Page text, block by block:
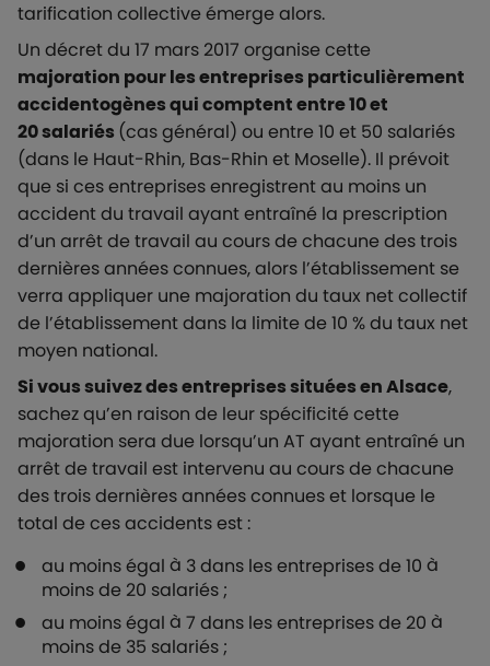
tarification collective émerge alors.
Un décret du 17 mars 2017 organise cette
majoration pour les entreprises particulièrement
accidentogènes qui comptent entre 10 et
20 salariés (cas général) ou entre 10 et 50 salariés
(dans le Haut-Rhin, Bas-Rhin et Moselle). Il prévoit
que si ces entreprises enregistrent au moins un
accident du travail ayant entraîné la prescription
d’un arrêt de travail au cours de chacune des trois
dernières années connues, alors l’établissement se
verra appliquer une majoration du taux net collectif
de l’établissement dans la limite de 10 % du taux net
moyen national.
Si vous suivez des entreprises situées en Alsace,
sachez qu’en raison de leur spécificité cette
majoration sera due lorsqu’un AT ayant entraîné un
arrêt de travail est intervenu au cours de chacune
des trois dernières années connues et lorsque le
total de ces accidents est :
au moins égal à 3 dans les entreprises de 10 à
moins de 20 salariés ;
au moins égal à 7 dans les entreprises de 20 à
moins de 35 salariés ;